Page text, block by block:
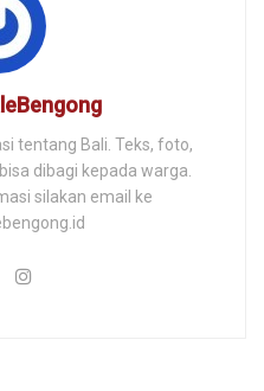
tentang Bali. Teks, foto,
dibagi kepada warga.
silakan email ke